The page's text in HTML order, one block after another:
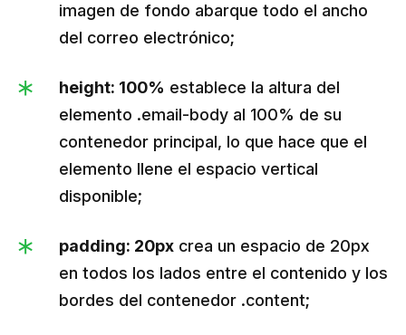
imagen de fondo abarque todo el ancho
del correo electrónico;
height: 100% establece la altura del
elemento .email-body al 100% de su
contenedor principal, lo que hace que el
elemento llene el espacio vertical
disponible;
padding: 20px crea un espacio de 20px
en todos los lados entre el contenido y los
bordes del contenedor .content;